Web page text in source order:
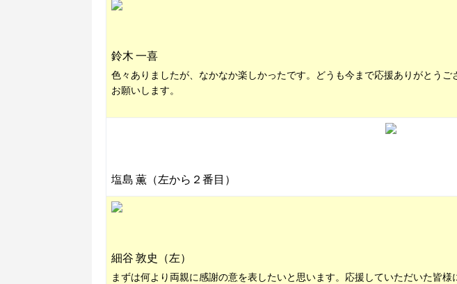
鈴木 一喜
色々ありましたが、なかなか楽しかったです。どうも今まで応援ありがとうご
お願いします。
塩島 薫（左から２番目）
細谷 敦史（左）
まずは何より両親に感謝の意を表したいと思います。応援していただいた皆